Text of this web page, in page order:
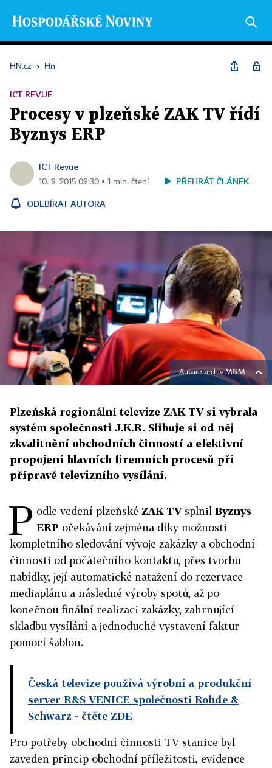
HN.cz › Hn
ICT REVUE
Procesy v plzeňské ZAK TV řídí
Byznys ERP
ICT Revue
10. 9. 2015 09:30 ▪ 1 min. čtení PŘEHRÁT ČLÁNEK
ODEBÍRAT AUTORA
Autor ▪archiv M&M
Plzeňská regionální televize ZAK TV si vybrala
systém společnosti J.K.R. Slibuje si od něj
zkvalitnění obchodních činností a efektivní
propojení hlavních firemních procesů při
přípravě televizního vysílání.
P odle vedení plzeňské ZAK TV splnil Byznys
ERP očekávání zejména díky možnosti
kompletního sledování vývoje zakázky a obchodní
činnosti od počátečního kontaktu, přes tvorbu
nabídky, její automatické natažení do rezervace
mediaplánu a následné výroby spotů, až po
konečnou finální realizaci zakázky, zahrnující
skladbu vysílání a jednoduché vystavení faktur
pomocí šablon.
Česká televize používá výrobní a produkční
server R&S VENICE společnosti Rohde &
Schwarz - čtěte ZDE
Pro potřeby obchodní činnosti TV stanice byl
zaveden princip obchodní příležitosti, evidence